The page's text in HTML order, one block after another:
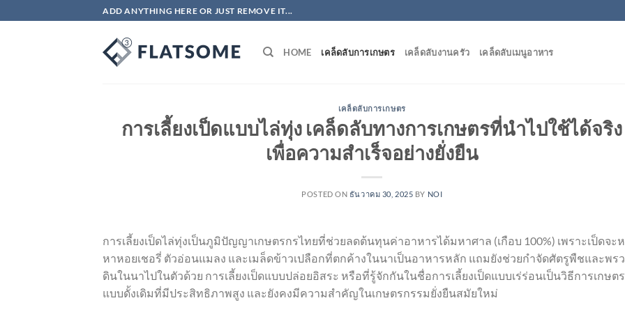
ไป
ADD ANYTHING HERE OR JUST REMOVE IT...
HOME เคล็ดลับการเกษตร เคล็ดลับงานครัว เคล็ดลับเมนูอาหาร
เคล็ดลับการเกษตร
การเลี้ยงเป็ดแบบไล่ทุ่ง เคล็ดลับทางการเกษตรที่นำไปใช้ได้จริง
เพื่อความสำเร็จอย่างยั่งยืน
POSTED ON ธันวาคม 30, 2025 BY NOI
การเลี้ยงเป็ดไล่ทุ่งเป็นภูมิปัญญาเกษตรกรไทยที่ช่วยลดต้นทุนค่าอาหารได้มหาศาล (เกือบ 100%) เพราะเป็ดจะ
หาหอยเชอรี่ ตัวอ่อนแมลง และเมล็ดข้าวเปลือกที่ตกค้างในนาเป็นอาหารหลัก แถมยังช่วยกำจัดศัตรูพืชและพร
ดินในนาไปในตัวด้วย การเลี้ยงเป็ดแบบปล่อยอิสระ หรือที่รู้จักกันในชื่อการเลี้ยงเป็ดแบบเร่ร่อนเป็นวิธีการเกษตร
แบบดั้งเดิมที่มีประสิทธิภาพสูง และยังคงมีความสำคัญในเกษตรกรรมยั่งยืนสมัยใหม่